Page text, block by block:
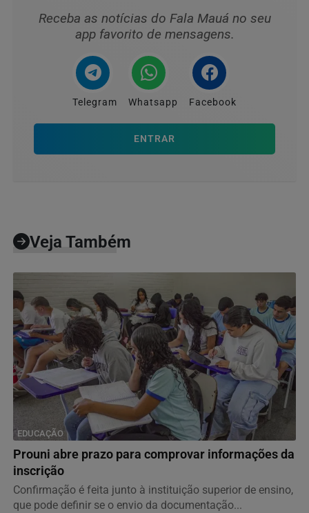
Receba as notícias do Fala Mauá no seu
app favorito de mensagens.
Telegram Whatsapp Facebook
ENTRAR
Veja Também
EDUCAÇÃO
Prouni abre prazo para comprovar informações da
inscrição
Confirmação é feita junto à instituição superior de ensino,
que pode definir se o envio da documentação...